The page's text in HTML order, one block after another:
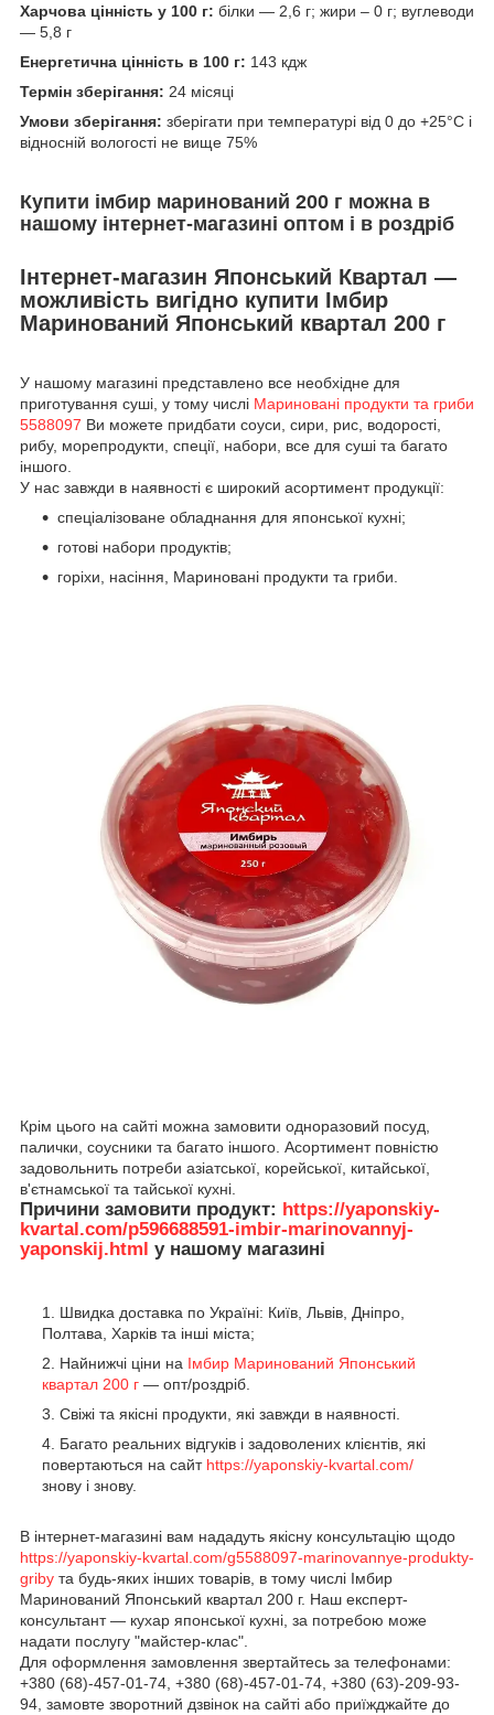
Харчова цінність у 100 г: білки — 2,6 г; жири – 0 г; вуглеводи
— 5,8 г
Енергетична цінність в 100 г: 143 кдж
Термін зберігання: 24 місяці
Умови зберігання: зберігати при температурі від 0 до +25°С і
відносній вологості не вище 75%
Купити імбир маринований 200 г можна в
нашому інтернет-магазині оптом і в роздріб
Інтернет-магазин Японський Квартал —
можливість вигідно купити Імбир
Маринований Японський квартал 200 г
У нашому магазині представлено все необхідне для
приготування суші, у тому числі Мариновані продукти та гриби
5588097 Ви можете придбати соуси, сири, рис, водорості,
рибу, морепродукти, спеції, набори, все для суші та багато
іншого.
У нас завжди в наявності є широкий асортимент продукції:
спеціалізоване обладнання для японської кухні;
готові набори продуктів;
горіхи, насіння, Мариновані продукти та гриби.
Крім цього на сайті можна замовити одноразовий посуд,
палички, соусники та багато іншого. Асортимент повністю
задовольнить потреби азіатської, корейської, китайської,
в'єтнамської та тайської кухні.
Причини замовити продукт: https://yaponskiy-
kvartal.com/p596688591-imbir-marinovannyj-
yaponskij.html у нашому магазині
Швидка доставка по Україні: Київ, Львів, Дніпро,
Полтава, Харків та інші міста;
Найнижчі ціни на Імбир Маринований Японський
квартал 200 г — опт/роздріб.
Свіжі та якісні продукти, які завжди в наявності.
Багато реальних відгуків і задоволених клієнтів, які
повертаються на сайт https://yaponskiy-kvartal.com/
знову і знову.
В інтернет-магазині вам нададуть якісну консультацію щодо
https://yaponskiy-kvartal.com/g5588097-marinovannye-produkty-
griby та будь-яких інших товарів, в тому числі Імбир
Маринований Японський квартал 200 г. Наш експерт-
консультант — кухар японської кухні, за потребою може
надати послугу "майстер-клас".
Для оформлення замовлення звертайтесь за телефонами:
+380 (68)-457-01-74, +380 (68)-457-01-74, +380 (63)-209-93-
94, замовте зворотний дзвінок на сайті або приїжджайте до